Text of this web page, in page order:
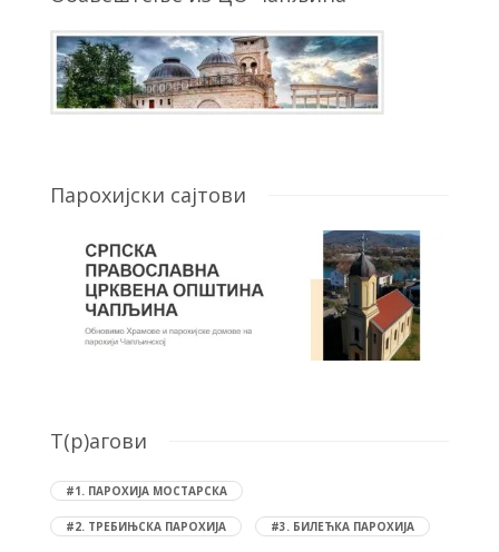
Парохијски сајтови
T(р)агови
#1. ПАРОХИЈА МОСТАРСКА
#2. ТРЕБИЊСКА ПАРОХИЈА #3. БИЛЕЋКА ПАРОХИЈА